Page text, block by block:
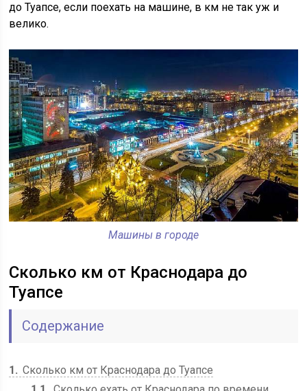
до Туапсе, если поехать на машине, в км не так уж и
велико.
Машины в городе
Сколько км от Краснодара до
Туапсе
Содержание
1
Сколько км от Краснодара до Туапсе